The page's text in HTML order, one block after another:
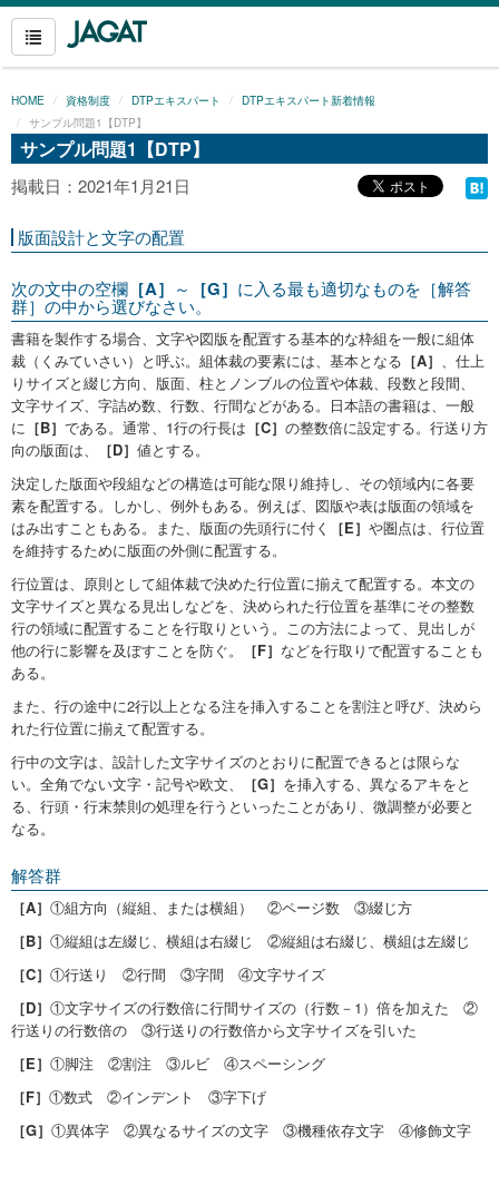
HOME 資格制度 DTPエキスパート
DTPエキスパート新着情報
サンプル問題1【DTP】
サンプル問題1【DTP】
掲載日：2021年1月21日
版面設計と文字の配置
次の文中の空欄 ［A］ ～ ［G］ に入る最も適切なものを［解答
群］の中から選びなさい。
書籍を製作する場合、文字や図版を配置する基本的な枠組を一般に組体
裁（くみていさい）と呼ぶ。組体裁の要素には、基本となる ［A］ 、仕上
りサイズと綴じ方向、版面、柱とノンブルの位置や体裁、段数と段間、
文字サイズ、字詰め数、行数、行間などがある。日本語の書籍は、一般
に ［B］ である。通常、1行の行長は ［C］ の整数倍に設定する。行送り方
向の版面は、
［D］ 値とする。
決定した版面や段組などの構造は可能な限り維持し、その領域内に各要
素を配置する。しかし、例外もある。例えば、図版や表は版面の領域を
はみ出すこともある。また、版面の先頭行に付く
［E］ や圏点は、行位置
を維持するために版面の外側に配置する。
行位置は、原則として組体裁で決めた行位置に揃えて配置する。本文の
文字サイズと異なる見出しなどを、決められた行位置を基準にその整数
行の領域に配置することを行取りという。この方法によって、見出しが
他の行に影響を及ぼすことを防ぐ。
［F］ などを行取りで配置することも
ある。
また、行の途中に2行以上となる注を挿入することを割注と呼び、決めら
れた行位置に揃えて配置する。
行中の文字は、設計した文字サイズのとおりに配置できるとは限らな
い。全角でない文字・記号や欧文、
［G］ を挿入する、異なるアキをと
る、行頭・行末禁則の処理を行うといったことがあり、微調整が必要と
なる。
解答群
［A］ ①組方向（縦組、または横組） ②ページ数 ③綴じ方
［B］ ①縦組は左綴じ、横組は右綴じ ②縦組は右綴じ、横組は左綴じ
［C］ ①行送り ②行間 ③字間 ④文字サイズ
［D］ ①文字サイズの行数倍に行間サイズの（行数－1）倍を加えた ②
行送りの行数倍の ③行送りの行数倍から文字サイズを引いた
［E］ ①脚注 ②割注 ③ルビ ④スペーシング
［F］ ①数式 ②インデント ③字下げ
［G］ ①異体字 ②異なるサイズの文字 ③機種依存文字 ④修飾文字